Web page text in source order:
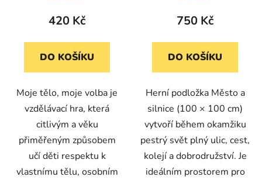
420 Kč
DO KOŠÍKU
Moje tělo, moje volba je
vzdělávací hra, která
citlivým a věku
přiměřeným způsobem
učí děti respektu k
vlastnímu tělu, osobním
750 Kč
DO KOŠÍKU
Herní podložka Město a
silnice (100 × 100 cm)
vytvoří během okamžiku
pestrý svět plný ulic, cest,
kolejí a dobrodružství. Je
ideálním prostorem pro